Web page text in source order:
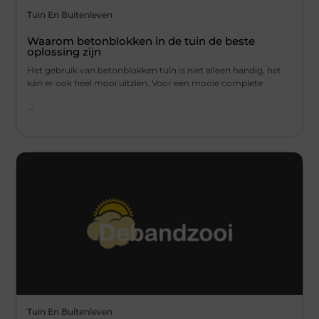
Tuin En Buitenleven
Waarom betonblokken in de tuin de beste
oplossing zijn
Het gebruik van betonblokken tuin is niet alleen handig, het
kan er ook heel mooi uitzien. Voor een mooie complete
Tuin En Buitenleven